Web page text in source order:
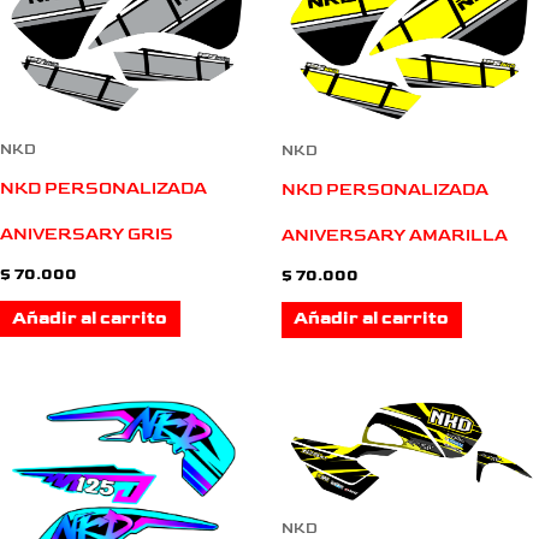
NKD
NKD PERSONALIZADA
ANIVERSARY GRIS
$ 70.000
Añadir al carrito
NKD
NKD PERSONALIZADA
ANIVERSARY AMARILLA
$ 70.000
Añadir al carrito
NKD